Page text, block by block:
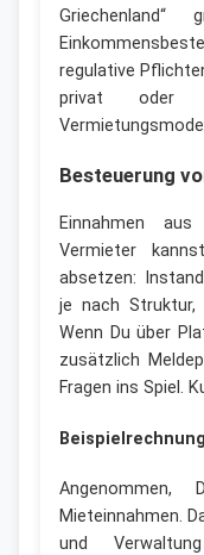
regulative
privat oder
Besteuerung
Einnahmen
Vermieter
absetzen:
je nach Struktur,
Wenn Du über
zusätzlich
Fragen ins Spiel.
Mieteinnahmen.
und